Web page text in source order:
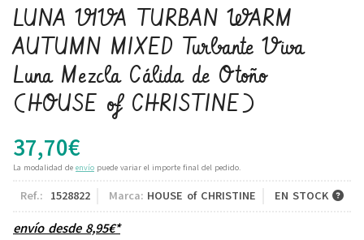
LUNA VIVA TURBAN WARM
AUTUMN MIXED Turbante Viva
Luna Mezcla Cálida de Otoño
(HOUSE of CHRISTINE)
37,70€
La modalidad de envío puede variar el importe final del pedido.
Ref.: 1528822 Marca: HOUSE of CHRISTINE EN STOCK
envío desde 8,95€*